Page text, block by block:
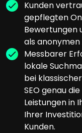
Kunden
gepflegten
Bewertungen
als
Messbarer
lokale
bei
SEO genau
Leistungen in
Ihrer
Kunden.